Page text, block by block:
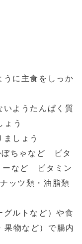
に主食をしっか
ようたんぱく質
ょう
しょう
ちゃなど ビタ
ーなど ビタミン
ッツ類・油脂類
ルトなど）や食
果物など）で腸内